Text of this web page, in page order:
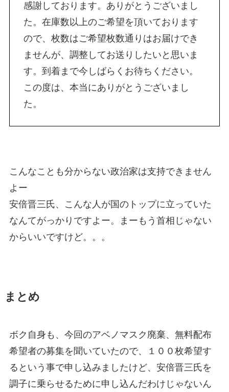
感謝しております。ありがとうございまし
た。在庫数以上のご希望を頂いております
ので、枚数はご希望枚数通りはお届けでき
ませんが、調整してお送りしたいと思いま
す。到着まで今しばらくお待ちください。
この度は、本当にありがとうございまし
た。
こんなことも分からない政治家は支持できません
よー
安倍晋三氏、こんな人が国のトップに立っていた
なんてがっかりですよー。まーもう首相じゃない
からいいですけど。。。
まとめ
ボク自身も、今回のアベノマスク廃棄、無料配布
希望者の募集を聞いていたので、１００枚希望す
るという事で申し込みましたけど、安倍晋三氏を
調子に乗らせるために申し込んだわけじゃないん